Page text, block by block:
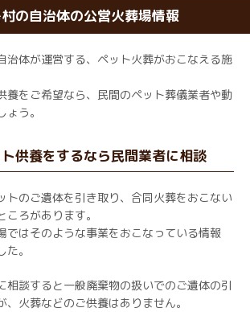
の自治体の公営火葬場情報
治体が運営する、ペット火葬がおこなえる施
養をご希望なら、民間のペット葬儀業者や動
う。
供養をするなら民間業者に相談
トのご遺体を引き取り、合同火葬をおこない
ろがあります。
ではそのような事業をおこなっている情報
。
相談すると一般廃棄物の扱いでのご遺体の引
、火葬などのご供養はありません。